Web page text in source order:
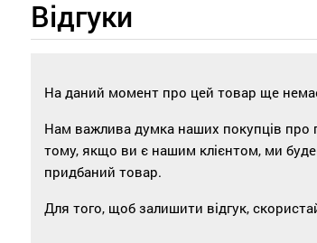
Відгуки
На даний момент про цей товар ще немає
Нам важлива думка наших покупців про
тому, якщо ви є нашим клієнтом, ми
придбаний товар.
Для того, щоб залишити відгук,